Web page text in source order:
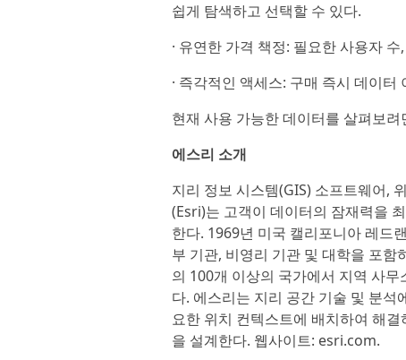
쉽게 탐색하고 선택할 수 있다.
· 유연한 가격 책정: 필요한 사용자
· 즉각적인 액세스: 구매 즉시 데이
현재 사용 가능한 데이터를 살펴보려
에스리 소개
지리 정보 시스템(GIS) 소프트웨어,
(Esri)는 고객이 데이터의 잠재력을
한다. 1969년 미국 캘리포니아 레드
부 기관, 비영리 기관 및 대학을 포
의 100개 이상의 국가에서 지역 사
다. 에스리는 지리 공간 기술 및 분
요한 위치 컨텍스트에 배치하여 해
을 설계한다. 웹사이트: esri.com.